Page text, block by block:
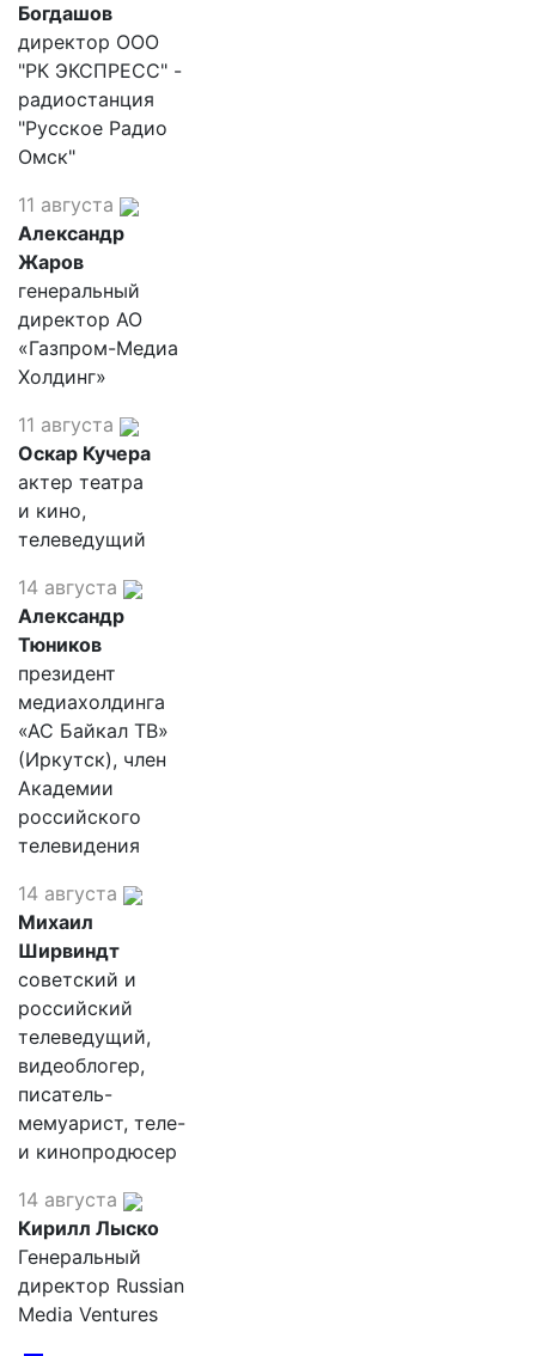
Богдашов
директор ООО
"РК ЭКСПРЕСС" -
радиостанция
"Русское Радио
Омск"
11 августа
Александр
Жаров
генеральный
директор АО
«Газпром-Медиа
Холдинг»
11 августа
Оскар Кучера
актер театра
и кино,
телеведущий
14 августа
Александр
Тюников
президент
медиахолдинга
«АС Байкал ТВ»
(Иркутск), член
Академии
российского
телевидения
14 августа
Михаил
Ширвиндт
советский и
российский
телеведущий,
видеоблогер,
писатель-
мемуарист, теле-
и кинопродюсер
14 августа
Кирилл Лыско
Генеральный
директор Russian
Media Ventures